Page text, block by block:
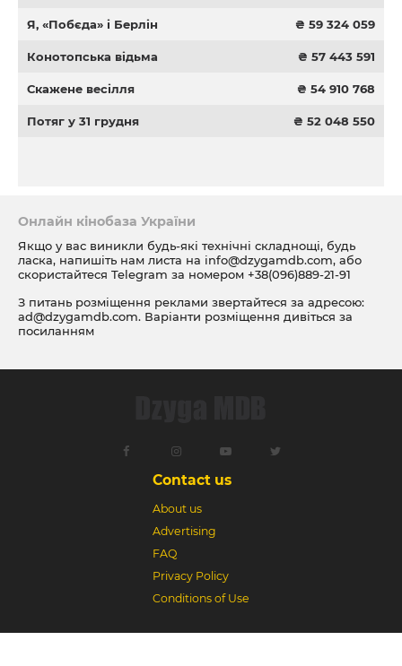
Я, «Побєда» і Берлін ₴ 59 324 059
Конотопська відьма ₴ 57 443 591
Скажене весілля ₴ 54 910 768
Потяг у 31 грудня ₴ 52 048 550
Онлайн кінобаза України
Якщо у вас виникли будь-які технічні складнощі, будь
ласка, напишіть нам листа на info@dzygamdb.com, або
скористайтеся Telegram за номером +38(096)889-21-91
З питань розміщення реклами звертайтеся за адресою:
ad@dzygamdb.com. Варіанти розміщення дивіться за
посиланням
Contact us
About us
Advertising
FAQ
Privacy Policy
Conditions of Use